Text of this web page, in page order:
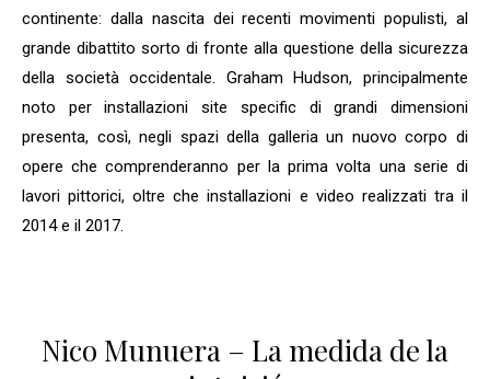
continente: dalla nascita dei recenti movimenti populisti, al
grande dibattito sorto di fronte alla questione della sicurezza
della società occidentale. Graham Hudson, principalmente
noto per installazioni site specific di grandi dimensioni
presenta, così, negli spazi della galleria un nuovo corpo di
opere che comprenderanno per la prima volta una serie di
lavori pittorici, oltre che installazioni e video realizzati tra il
2014 e il 2017.
Nico Munuera – La medida de la